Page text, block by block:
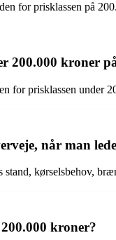
for prisklassen på
200.000 kroner
for prisklassen under
når man
stand, kørselsbehov,
kroner?